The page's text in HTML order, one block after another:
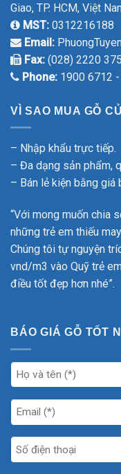
Giao, TP. HCM, Việt
MST: 0312216188
Email:
Fax: (028) 2220
Phone: 1900 6712
VÌ SAO MUA GỖ
– Nhập khẩu trực tiếp.
– Đa dạng sản phẩm,
– Bán lẻ kiện bằng giá
“Với mong muốn chia
những trẻ em thiếu
Chúng tôi tự nguyện
vnd/m3 vào Quỹ trẻ
điều tốt đẹp hơn nhé”.
BÁO GIÁ GỖ TỐT